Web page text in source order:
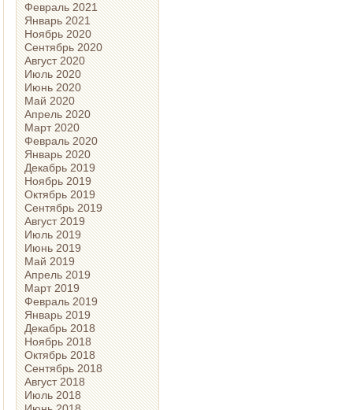
Февраль 2021
Январь 2021
Ноябрь 2020
Сентябрь 2020
Август 2020
Июль 2020
Июнь 2020
Май 2020
Апрель 2020
Март 2020
Февраль 2020
Январь 2020
Декабрь 2019
Ноябрь 2019
Октябрь 2019
Сентябрь 2019
Август 2019
Июль 2019
Июнь 2019
Май 2019
Апрель 2019
Март 2019
Февраль 2019
Январь 2019
Декабрь 2018
Ноябрь 2018
Октябрь 2018
Сентябрь 2018
Август 2018
Июль 2018